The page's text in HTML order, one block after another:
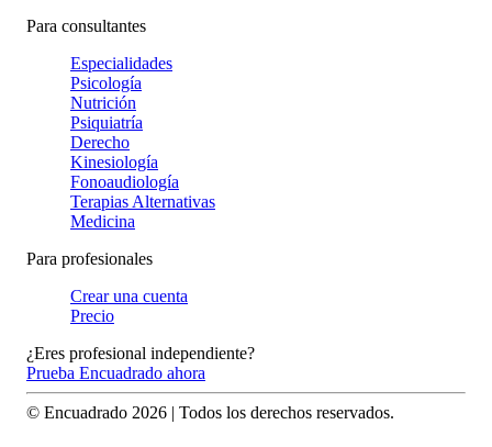
Para consultantes
Especialidades
Psicología
Nutrición
Psiquiatría
Derecho
Kinesiología
Fonoaudiología
Terapias Alternativas
Medicina
Para profesionales
Crear una cuenta
Precio
¿Eres profesional independiente?
Prueba Encuadrado ahora
© Encuadrado 2026 | Todos los derechos reservados.